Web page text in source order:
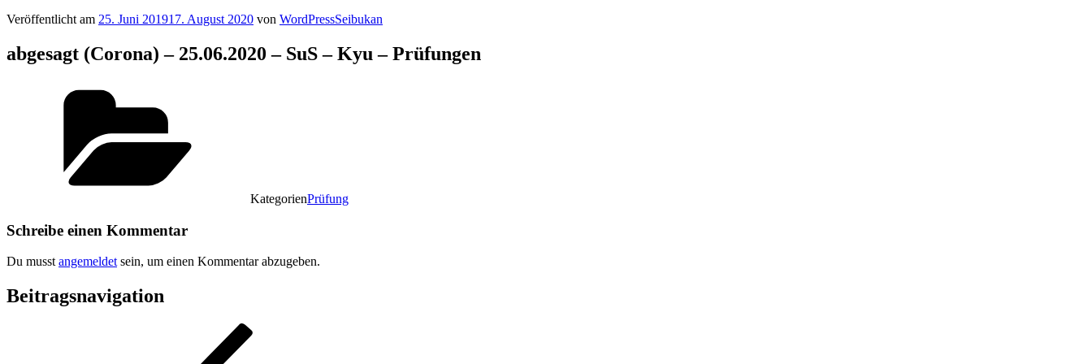
Veröffentlicht am 25. Juni 201917. August 2020 von WordPressSeibukan
abgesagt (Corona) – 25.06.2020 – SuS – Kyu – Prüfungen
KategorienPrüfung
Schreibe einen Kommentar
Du musst angemeldet sein, um einen Kommentar abzugeben.
Beitragsnavigation